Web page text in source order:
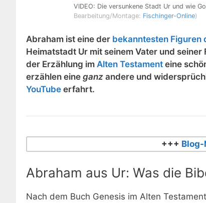
VIDEO: Die versunkene Stadt Ur und wie
Bearbeitung/Montage: Fischinger-Online)
Abraham ist eine der bekanntesten Figuren
Heimatstadt Ur mit seinem Vater und
der Erzählung im Alten Testament eine
erzählen eine ganz andere und
YouTube erfahrt.
+++ Blog-
Abraham aus Ur: Was die
Nach dem Buch Genesis im Alten